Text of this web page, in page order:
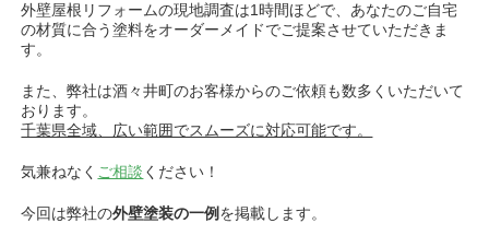
外壁屋根リフォームの現地調査は1時間ほどで、あなたのご自宅
の材質に合う塗料をオーダーメイドでご提案させていただきま
す。
また、弊社は酒々井町のお客様からのご依頼も数多くいただいて
おります。
千葉県全域、広い範囲でスムーズに対応可能です。
気兼ねなく ご相談 ください！
今回は弊社の外壁塗装の一例を掲載します。